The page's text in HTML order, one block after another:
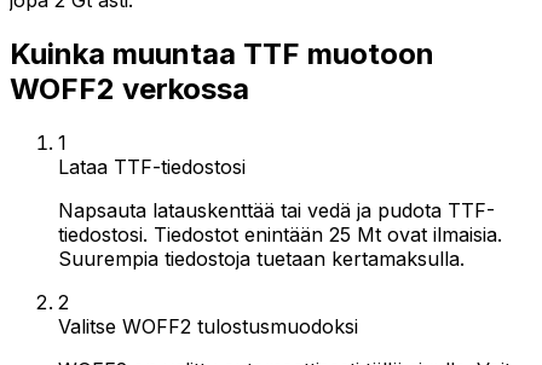
Kuinka muuntaa TTF muotoon
WOFF2 verkossa
1
Lataa TTF-tiedostosi
Napsauta latauskenttää tai vedä ja pudota TTF-
tiedostosi. Tiedostot enintään 25 Mt ovat ilmaisia.
Suurempia tiedostoja tuetaan kertamaksulla.
2
Valitse WOFF2 tulostusmuodoksi